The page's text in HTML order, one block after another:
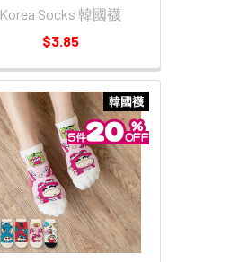
Korea Socks 韓國襪
$3.85
韓國襪